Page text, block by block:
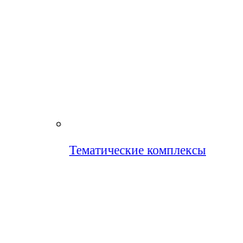
Тематические комплексы